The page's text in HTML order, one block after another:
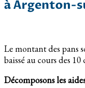
à Argenton-
Le montant des pans
baissé au cours des 10
Décomposons les